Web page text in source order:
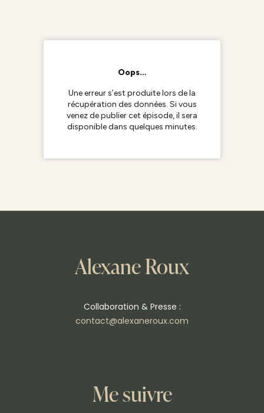
Alexane Roux
Collaboration & Presse :
contact@alexaneroux.com
Me suivre